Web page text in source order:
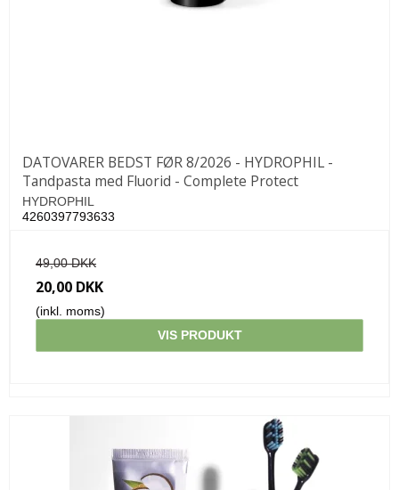
DATOVARER BEDST FØR 8/2026 - HYDROPHIL -
Tandpasta med Fluorid - Complete Protect
HYDROPHIL
4260397793633
49,00 DKK
20,00 DKK
(inkl. moms)
VIS PRODUKT